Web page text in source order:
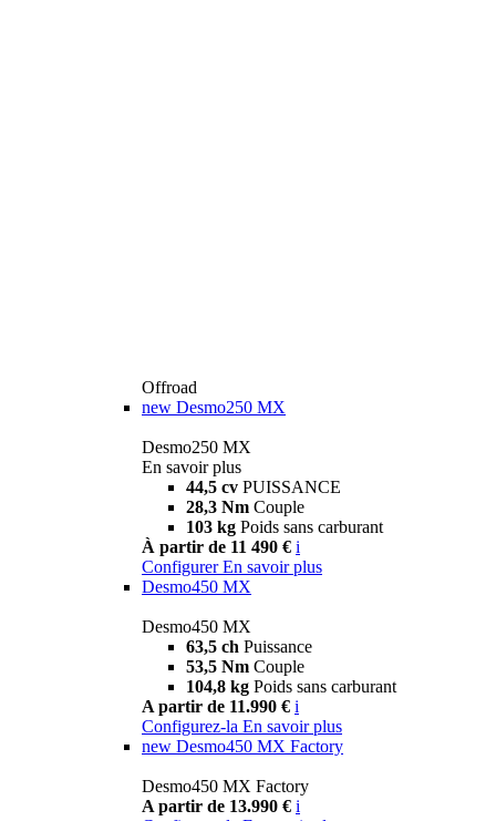
Offroad
new Desmo250 MX
Desmo250 MX
En savoir plus
44,5 cv PUISSANCE
28,3 Nm Couple
103 kg Poids sans carburant
À partir de 11 490 € i
Configurer En savoir plus
Desmo450 MX
Desmo450 MX
63,5 ch Puissance
53,5 Nm Couple
104,8 kg Poids sans carburant
A partir de 11.990 € i
Configurez-la En savoir plus
new Desmo450 MX Factory
Desmo450 MX Factory
A partir de 13.990 € i